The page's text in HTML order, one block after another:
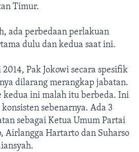
Timur.
ada perbedaan perlakuan
dulu dan kedua saat ini.
2014, Pak Jokowi secara spesifik
dilarang merangkap jabatan.
kedua ini malah itu berbeda. Ini
sebenarnya. Ada 3
sebagai Ketua Umum Partai
Airlangga Hartarto dan Suharso